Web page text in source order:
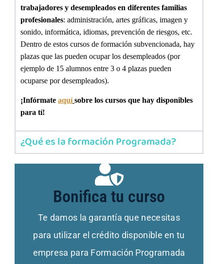
trabajadores y desempleados en diferentes familias
profesionales: administración, artes gráficas, imagen y
sonido, informática, idiomas, prevención de riesgos, etc.
Dentro de estos cursos de formación subvencionada, hay
plazas que las pueden ocupar los desempleados (por
ejemplo de 15 alumnos entre 3 o 4 plazas pueden
ocuparse por desempleados).
¡Infórmate aquí sobre los cursos que hay disponibles
para tí!
¿Qué es la formación Programada?
Bonifica tu curso
Te damos la garantía que necesitas
para utilizar el crédito disponible en tu
empresa para Formación Programada
Si eres trabajador en activo contratado por
cuenta ajena, puedes bonificar hasta el 100%
posibilidad!. Nosotros te asesoramos y nos
ocupamos de todas las gestiones con FUNDAE
click aquí